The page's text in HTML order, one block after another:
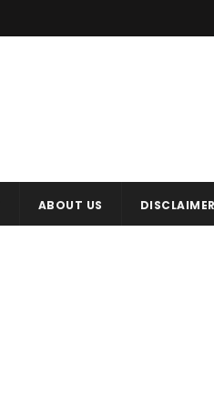
ABOUT US DISCLAIMER